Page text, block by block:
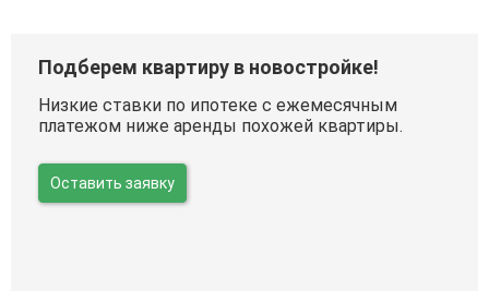
Подберем квартиру в новостройке!
Низкие ставки по ипотеке с ежемесячным
платежом ниже аренды похожей квартиры.
Оставить заявку